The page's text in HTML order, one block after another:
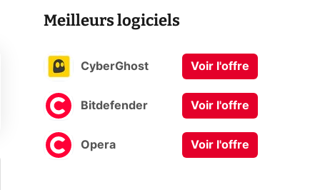
Meilleurs logiciels
CyberGhost Voir l'offre
Bitdefender Voir l'offre
Opera Voir l'offre